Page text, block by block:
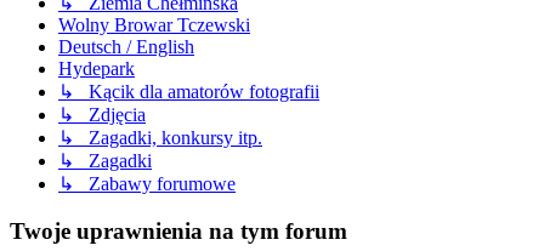
Wolny Browar Tczewski
Deutsch / English
Hydepark
↳ Kącik dla amatorów fotografii
↳ Zdjęcia
↳ Zagadki, konkursy itp.
↳ Zagadki
↳ Zabawy forumowe
Twoje uprawnienia na tym forum